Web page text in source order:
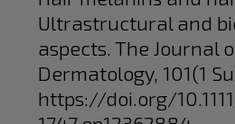
Ultrastructural and
aspects. The Journal
Dermatology, 101(1
https://doi.org/